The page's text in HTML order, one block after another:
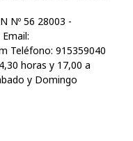
Nº 56 28003 -
Teléfono: 915359040
horas y 17,00 a
y Domingo